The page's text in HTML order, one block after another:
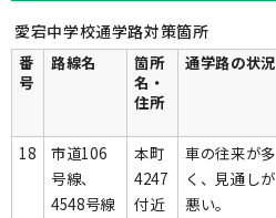
愛宕中学校通学路対策箇所
番
号
路線名
箇所
名・
住所
通学路の状況
18
市道106
号線、
4548号線
本町
4247
付近
車の往来が多
く、見通しが
悪い。